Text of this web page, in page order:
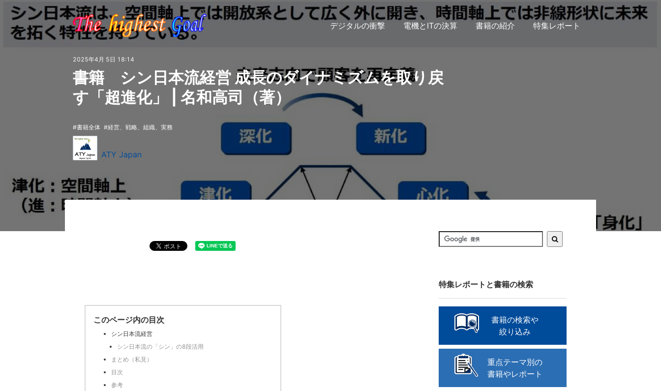
デジタルの衝撃 電機とITの決算 書籍の紹介 特集レポート
2025年4月 5日 18:14
書籍 シン日本流経営 成長のダイナミズムを取り戻
す「超進化」 | 名和高司（著）
書籍全体 経営、戦略、組織、実務
ATY Japan
このページ内の目次
シン日本流経営
シン日本流の「シン」の8段活用
まとめ（私見）
目次
参考
特集レポートと書籍の検索
書籍の検索や
絞り込み
重点テーマ別の
書籍やレポート